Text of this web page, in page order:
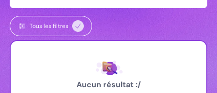
Tous les filtres
Aucun résultat :/